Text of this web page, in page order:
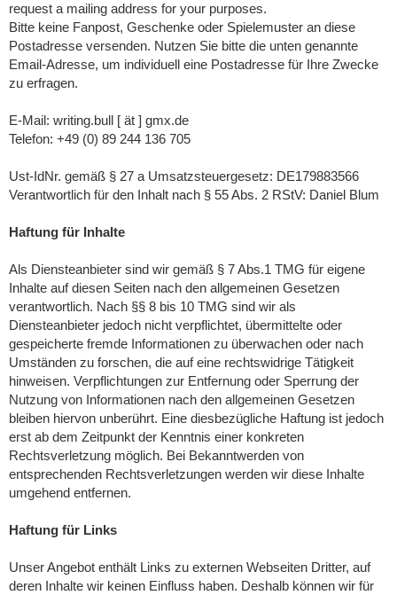
request a mailing address for your purposes.
Bitte keine Fanpost, Geschenke oder Spielemuster an diese
Postadresse versenden. Nutzen Sie bitte die unten genannte
Email-Adresse, um individuell eine Postadresse für Ihre Zwecke
zu erfragen.
E-Mail: writing.bull [ ät ] gmx.de
Telefon: +49 (0) 89 244 136 705
Ust-IdNr. gemäß § 27 a Umsatzsteuergesetz: DE179883566
Verantwortlich für den Inhalt nach § 55 Abs. 2 RStV: Daniel Blum
Haftung für Inhalte
Als Diensteanbieter sind wir gemäß § 7 Abs.1 TMG für eigene
Inhalte auf diesen Seiten nach den allgemeinen Gesetzen
verantwortlich. Nach §§ 8 bis 10 TMG sind wir als
Diensteanbieter jedoch nicht verpflichtet, übermittelte oder
gespeicherte fremde Informationen zu überwachen oder nach
Umständen zu forschen, die auf eine rechtswidrige Tätigkeit
hinweisen. Verpflichtungen zur Entfernung oder Sperrung der
Nutzung von Informationen nach den allgemeinen Gesetzen
bleiben hiervon unberührt. Eine diesbezügliche Haftung ist jedoch
erst ab dem Zeitpunkt der Kenntnis einer konkreten
Rechtsverletzung möglich. Bei Bekanntwerden von
entsprechenden Rechtsverletzungen werden wir diese Inhalte
umgehend entfernen.
Haftung für Links
Unser Angebot enthält Links zu externen Webseiten Dritter, auf
deren Inhalte wir keinen Einfluss haben. Deshalb können wir für